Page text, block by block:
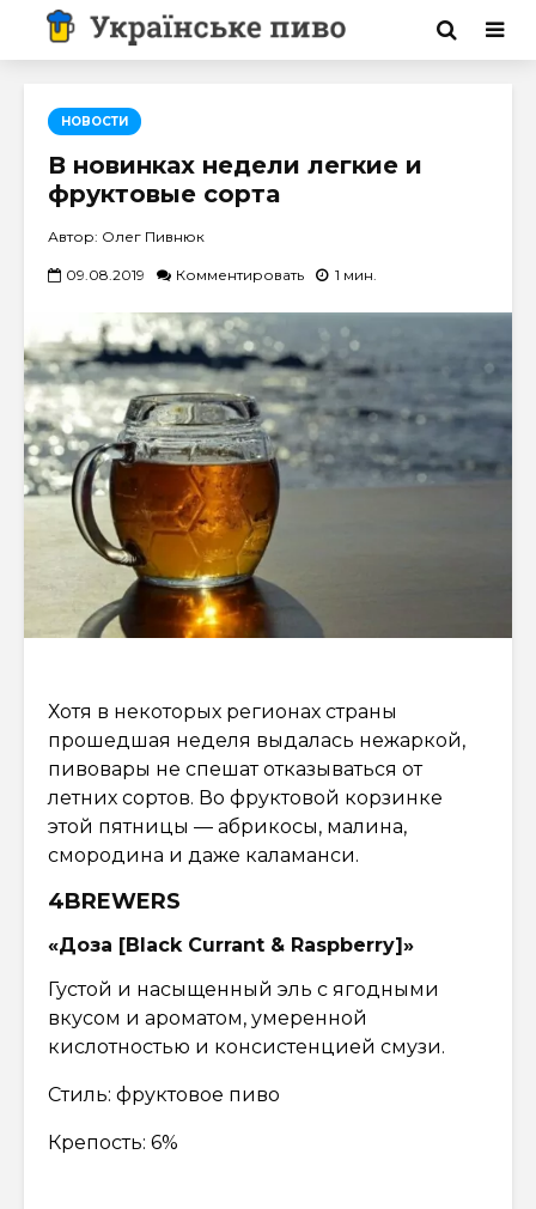
НОВОСТИ
В новинках недели легкие и
фруктовые сорта
Автор: Олег Пивнюк
09.08.2019 Комментировать 1 мин.
Хотя в некоторых регионах страны
прошедшая неделя выдалась нежаркой,
пивовары не спешат отказываться от
летних сортов. Во фруктовой корзинке
этой пятницы — абрикосы, малина,
смородина и даже каламанси.
4BREWERS
«Доза [Black Currant & Raspberry]»
Густой и насыщенный эль с ягодными
вкусом и ароматом, умеренной
кислотностью и консистенцией смузи.
Стиль: фруктовое пиво
Крепость: 6%